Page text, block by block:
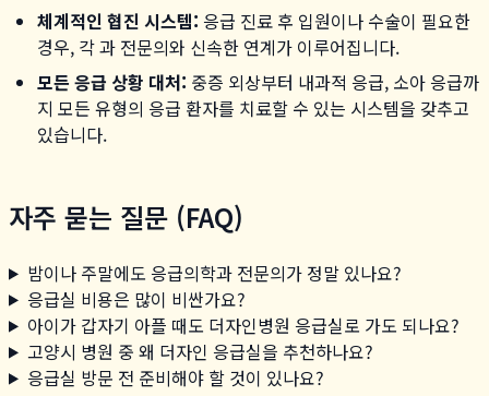
체계적인 협진 시스템: 응급 진료 후 입원이나 수술이 필요한
경우, 각 과 전문의와 신속한 연계가 이루어집니다.
모든 응급 상황 대처: 중증 외상부터 내과적 응급, 소아 응급까
지 모든 유형의 응급 환자를 치료할 수 있는 시스템을 갖추고
있습니다.
자주 묻는 질문 (FAQ)
밤이나 주말에도 응급의학과 전문의가 정말 있나요?
응급실 비용은 많이 비싼가요?
아이가 갑자기 아플 때도 더자인병원 응급실로 가도 되나요?
고양시 병원 중 왜 더자인 응급실을 추천하나요?
응급실 방문 전 준비해야 할 것이 있나요?